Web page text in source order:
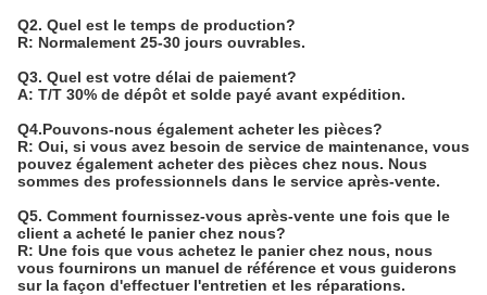
Q2. Quel est le temps de production?
R: Normalement 25-30 jours ouvrables.
Q3. Quel est votre délai de paiement?
A: T/T 30% de dépôt et solde payé avant expédition.
Q4.Pouvons-nous également acheter les pièces?
R: Oui, si vous avez besoin de service de maintenance, vous
pouvez également acheter des pièces chez nous. Nous
sommes des professionnels dans le service après-vente.
Q5. Comment fournissez-vous après-vente une fois que le
client a acheté le panier chez nous?
R: Une fois que vous achetez le panier chez nous, nous
vous fournirons un manuel de référence et vous guiderons
sur la façon d'effectuer l'entretien et les réparations.